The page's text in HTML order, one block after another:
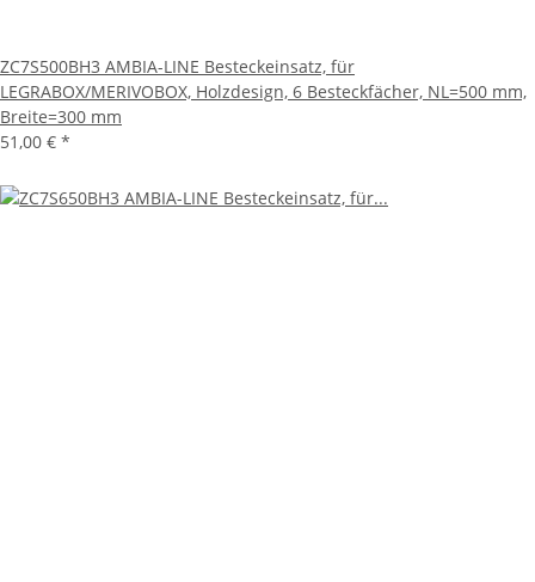
ZC7S500BH3 AMBIA-LINE Besteckeinsatz, für
LEGRABOX/MERIVOBOX, Holzdesign, 6 Besteckfächer, NL=500 mm,
Breite=300 mm
51,00 € *